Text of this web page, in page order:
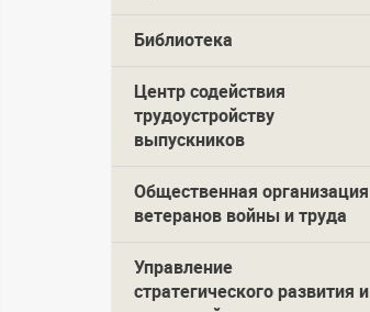
Библиотека
Центр содействия
трудоустройству
выпускников
Общественная организация
ветеранов войны и труда
Управление
стратегического развития и